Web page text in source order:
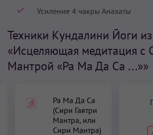
Усиление 4 чакры Анахаты
Техники Кундалини Йоги
«Исцеляющая медитация с
Мантрой «Ра Ма Да Са ...»»
Ра Ма Да Са
(Сири Гаятри
Мантра, или
Сири Мантра)